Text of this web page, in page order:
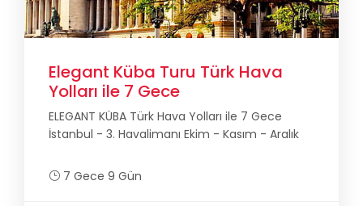
Elegant Küba Turu Türk Hava
Yolları ile 7 Gece
ELEGANT KÜBA Türk Hava Yolları ile 7 Gece
İstanbul - 3. Havalimanı Ekim - Kasım - Aralık
7 Gece 9 Gün